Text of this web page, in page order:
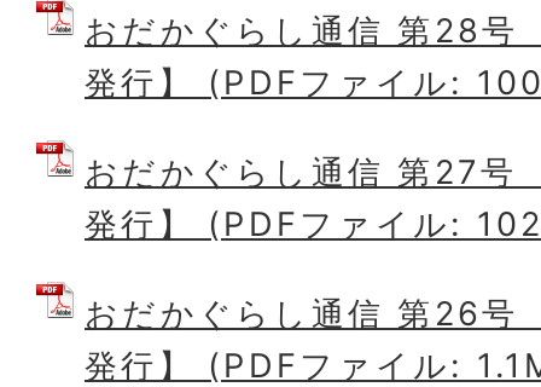
おだかぐらし通信 第28号
発行】 (PDFファイル:
おだかぐらし通信 第27号
発行】 (PDFファイル:
おだかぐらし通信 第26号
発行】 (PDFファイル: